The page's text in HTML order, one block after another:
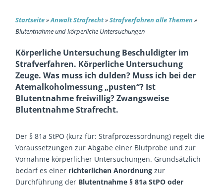
Startseite»Anwalt Strafrecht»Strafverfahren alle Themen »
Blutentnahme und körperliche Untersuchungen
Körperliche Untersuchung Beschuldigter im
Strafverfahren. Körperliche Untersuchung
Zeuge. Was muss ich dulden? Muss ich bei der
Atemalkoholmessung „pusten“? Ist
Blutentnahme freiwillig? Zwangsweise
Blutentnahme Strafrecht.
Der § 81a StPO (kurz für: Strafprozessordnung) regelt die
Voraussetzungen zur Abgabe einer Blutprobe und zur
Vornahme körperlicher Untersuchungen. Grundsätzlich
bedarf es einer richterlichen Anordnung zur
Durchführung der Blutentnahme § 81a StPO oder